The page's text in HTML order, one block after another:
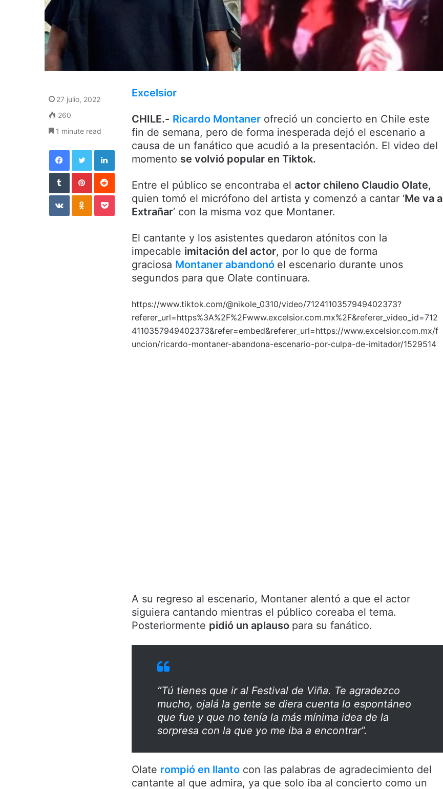
Excelsior
CHILE.- Ricardo Montaner ofreció un concierto en Chile este
fin de semana, pero de forma inesperada dejó el escenario a
causa de un fanático que acudió a la presentación. El video del
momento se volvió popular en Tiktok.
Entre el público se encontraba el actor chileno Claudio Olate,
quien tomó el micrófono del artista y comenzó a cantar ‘Me va a
Extrañar‘ con la misma voz que Montaner.
El cantante y los asistentes quedaron atónitos con la
impecable imitación del actor, por lo que de forma
graciosa Montaner abandonó el escenario durante unos
segundos para que Olate continuara.
https://www.tiktok.com/@nikole_0310/video/7124110357949402373?
referer_url=https%3A%2F%2Fwww.excelsior.com.mx%2F&referer_video_id=712
4110357949402373&refer=embed&referer_url=https://www.excelsior.com.mx/f
uncion/ricardo-montaner-abandona-escenario-por-culpa-de-imitador/1529514
A su regreso al escenario, Montaner alentó a que el actor
siguiera cantando mientras el público coreaba el tema.
Posteriormente pidió un aplauso para su fanático.
“Tú tienes que ir al Festival de Viña. Te agradezco
mucho, ojalá la gente se diera cuenta lo espontáneo
que fue y que no tenía la más mínima idea de la
sorpresa con la que yo me iba a encontrar”.
Olate rompió en llanto con las palabras de agradecimiento del
cantante al que admira, ya que solo iba al concierto como un
27 julio, 2022
260
1 minute read
Facebook Twitter LinkedIn
Tumblr Pinterest Reddit
VKontakte Odnoklassniki Pocket